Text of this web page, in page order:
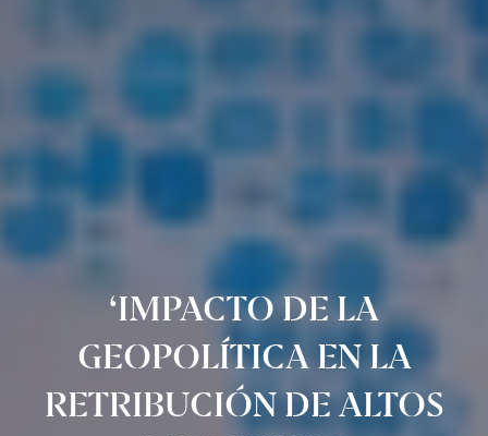
‘IMPACTO DE LA
GEOPOLÍTICA EN LA
RETRIBUCIÓN DE ALTOS